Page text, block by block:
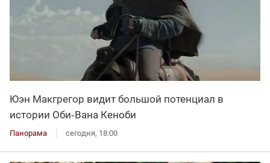
Юэн Макгрегор видит большой потенциал в
истории Оби‑Вана Кеноби
Панорама сегодня, 18:00